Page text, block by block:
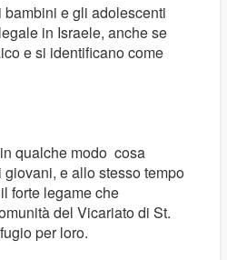
e gli adolescenti
in Israele, anche se
e si identificano come
qualche modo cosa
e allo stesso tempo
forte legame che
del Vicariato di St.
per loro.